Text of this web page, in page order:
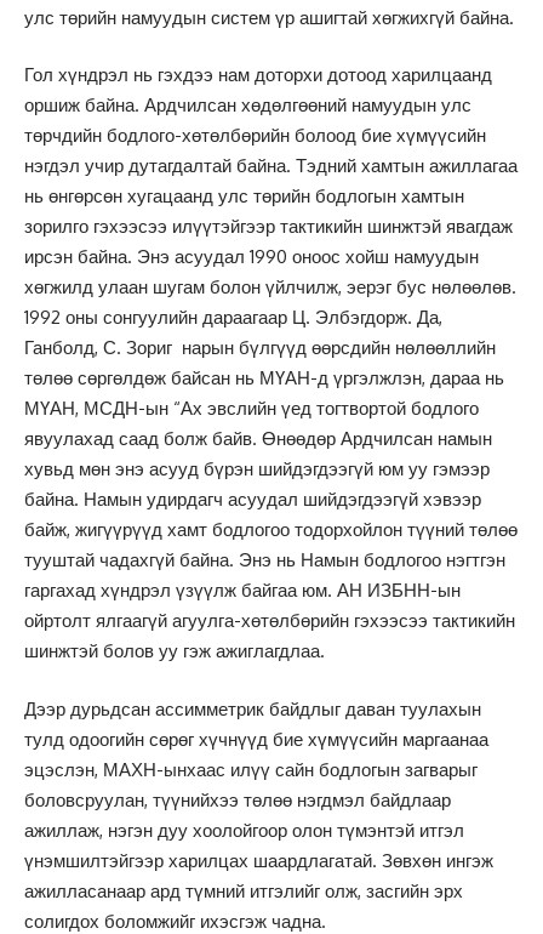
улс төрийн намуудын систем үр ашигтай хөгжихгүй байна.
Гол хүндрэл нь гэхдээ нам доторхи дотоод харилцаанд
оршиж байна. Ардчилсан хөдөлгөөний намуудын улс
төрчдийн бодлого-хөтөлбөрийн болоод бие хүмүүсийн
нэгдэл учир дутагдалтай байна. Тэдний хамтын ажиллагаа
нь өнгөрсөн хугацаанд улс төрийн бодлогын хамтын
зорилго гэхээсээ илүүтэйгээр тактикийн шинжтэй явагдаж
ирсэн байна. Энэ асуудал 1990 оноос хойш намуудын
хөгжилд улаан шугам болон үйлчилж, эерэг бус нөлөөлөв.
1992 оны сонгуулийн дараагаар Ц. Элбэгдорж. Да,
Ганболд, С. Зориг нарын бүлгүүд өөрсдийн нөлөөллийн
төлөө сөргөлдөж байсан нь МҮАН-д үргэлжлэн, дараа нь
МҮАН, МСДН-ын “Ах эвслийн үед тогтвортой бодлого
явуулахад саад болж байв. Өнөөдөр Ардчилсан намын
хувьд мөн энэ асууд бүрэн шийдэгдээгүй юм уу гэмээр
байна. Намын удирдагч асуудал шийдэгдээгүй хэвээр
байж, жигүүрүүд хамт бодлогоо тодорхойлон түүний төлөө
тууштай чадахгүй байна. Энэ нь Намын бодлогоо нэгтгэн
гаргахад хүндрэл үзүүлж байгаа юм. АН ИЗБНН-ын
ойртолт ялгаагүй агуулга-хөтөлбөрийн гэхээсээ тактикийн
шинжтэй болов уу гэж ажиглагдлаа.
Дээр дурьдсан ассимметрик байдлыг даван туулахын
тулд одоогийн сөрөг хүчнүүд бие хүмүүсийн маргаанаа
эцэслэн, МАХН-ынхаас илүү сайн бодлогын загварыг
боловсруулан, түүнийхээ төлөө нэгдмэл байдлаар
ажиллаж, нэгэн дуу хоолойгоор олон түмэнтэй итгэл
үнэмшилтэйгээр харилцах шаардлагатай. Зөвхөн ингэж
ажилласанаар ард түмний итгэлийг олж, засгийн эрх
солигдох боломжийг ихэсгэж чадна.